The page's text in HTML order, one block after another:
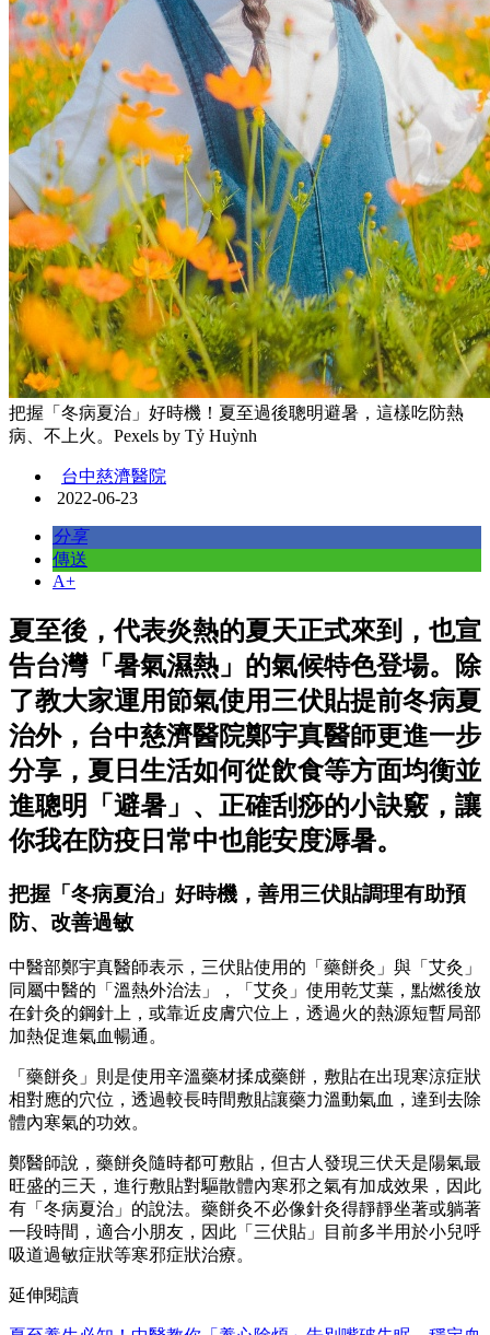
把握「冬病夏治」好時機！夏至過後聰明避暑，這樣吃防熱
病、不上火。Pexels by Tỷ Huỳnh
台中慈濟醫院
2022-06-23
分享
傳送
A+
夏至後，代表炎熱的夏天正式來到，也宣
告台灣「暑氣濕熱」的氣候特色登場。除
了教大家運用節氣使用三伏貼提前冬病夏
治外，台中慈濟醫院鄭宇真醫師更進一步
分享，夏日生活如何從飲食等方面均衡並
進聰明「避暑」、正確刮痧的小訣竅，讓
你我在防疫日常中也能安度溽暑。
把握「冬病夏治」好時機，善用三伏貼調理有助預
防、改善過敏
中醫部鄭宇真醫師表示，三伏貼使用的「藥餅灸」與「艾灸」
同屬中醫的「溫熱外治法」，「艾灸」使用乾艾葉，點燃後放
在針灸的鋼針上，或靠近皮膚穴位上，透過火的熱源短暫局部
加熱促進氣血暢通。
「藥餅灸」則是使用辛溫藥材揉成藥餅，敷貼在出現寒涼症狀
相對應的穴位，透過較長時間敷貼讓藥力溫動氣血，達到去除
體內寒氣的功效。
鄭醫師說，藥餅灸隨時都可敷貼，但古人發現三伏天是陽氣最
旺盛的三天，進行敷貼對驅散體內寒邪之氣有加成效果，因此
有「冬病夏治」的說法。藥餅灸不必像針灸得靜靜坐著或躺著
一段時間，適合小朋友，因此「三伏貼」目前多半用於小兒呼
吸道過敏症狀等寒邪症狀治療。
延伸閱讀